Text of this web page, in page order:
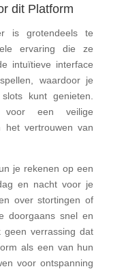
dit Platform
is grotendeels te
ervaring die ze
intuïtieve interface
waardoor je
kunt genieten.
voor een veilige
het vertrouwen van
je rekenen op een
en nacht voor je
over stortingen of
doorgaans snel en
verrassing dat
als een van hun
voor ontspanning